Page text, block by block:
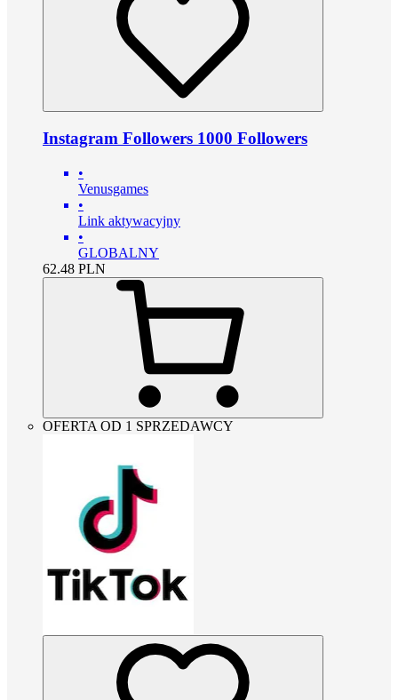
Instagram Followers 1000 Followers
•
Venusgames
•
Link aktywacyjny
•
GLOBALNY
62.48 PLN
OFERTA OD 1 SPRZEDAWCY